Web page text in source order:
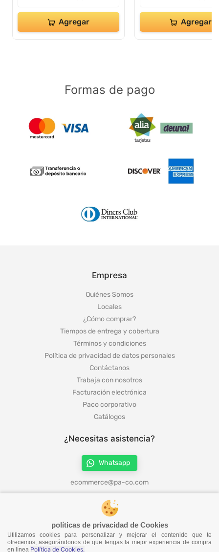
políticas de privacidad de Cookies
Utilizamos cookies para personalizar y mejorar el contenido que te
ofrecemos, asegurándonos de que tengas la mejor experiencia de compra
en línea Política de Cookies.
Agregar Agregar
Formas de pago
Empresa
Quiénes Somos
Locales
¿Cómo comprar?
Tiempos de entrega y cobertura
Términos y condiciones
Política de privacidad de datos personales
Contáctanos
Trabaja con nosotros
Facturación electrónica
Paco corporativo
Catálogos
¿Necesitas asistencia?
Whatsapp
ecommerce@pa-co.com
¡Síguenos en redes!